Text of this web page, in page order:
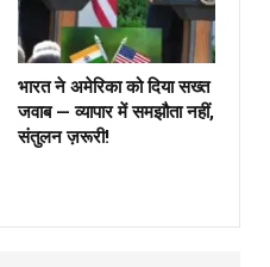
भारत ने अमेरिका को दिया सख्त
जवाब — व्यापार में समझौता नहीं,
संतुलन ज़रूरी!